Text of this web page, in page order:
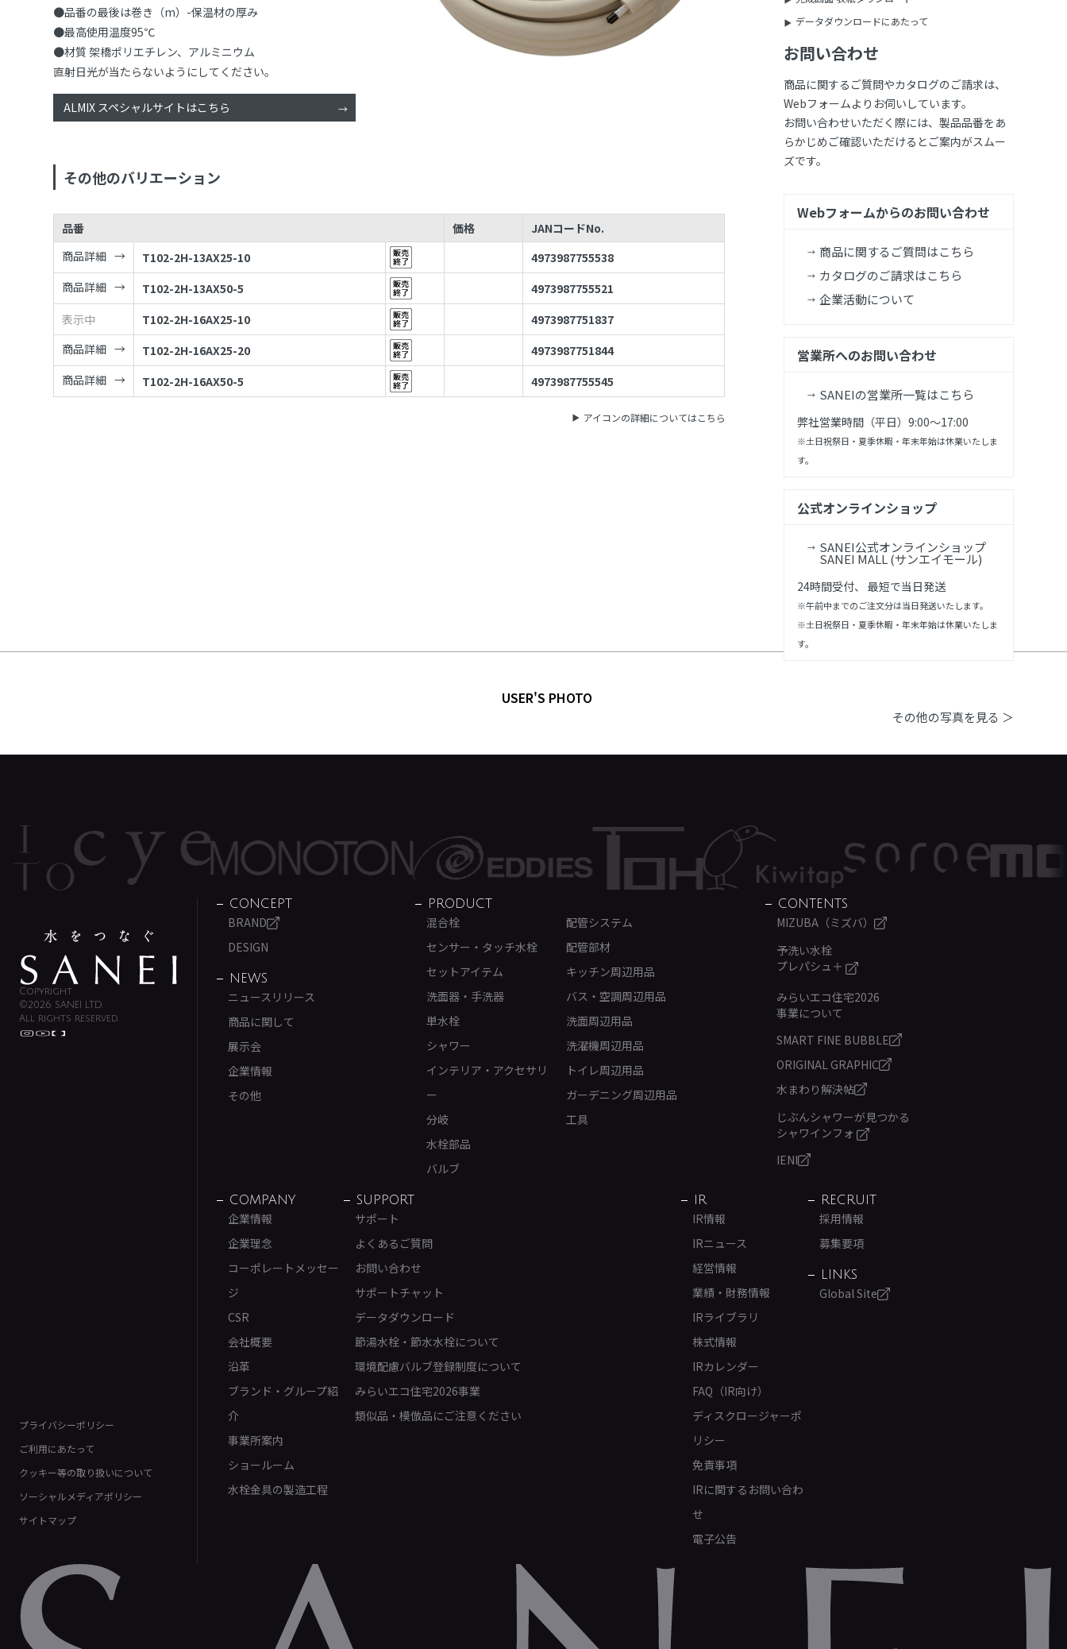
●品番の最後は巻き（m）-保温材の厚み
●最高使用温度95℃
●材質 架橋ポリエチレン、アルミニウム
直射日光が当たらないようにしてください。
ALMIX スペシャルサイトはこちら
その他のバリエーション
品番 価格
JANコードNo.
商品詳細
T102-2H-13AX25-10
4973987755538
商品詳細
T102-2H-13AX50-5
4973987755521
表示中
T102-2H-16AX25-10
4973987751837
商品詳細
T102-2H-16AX25-20
4973987751844
商品詳細
T102-2H-16AX50-5 4973987755545
アイコンの詳細についてはこちら
データダウンロードにあたって
お問い合わせ
商品に関するご質問やカタログのご請求は、
Webフォームよりお伺いしています。
お問い合わせいただく際には、製品品番をあ
らかじめご確認いただけるとご案内がスムー
ズです。
Webフォームからのお問い合わせ
商品に関するご質問はこちら
カタログのご請求はこちら
企業活動について
営業所へのお問い合わせ
SANEIの営業所一覧はこちら
弊社営業時間（平日）9:00～17:00
※土日祝祭日・夏季休暇・年末年始は休業いたしま
す。
公式オンラインショップ
SANEI公式オンラインショップ
SANEI MALL (サンエイモール)
24時間受付、 最短で当日発送
※午前中までのご注文分は当日発送いたします。
※土日祝祭日・夏季休暇・年末年始は休業いたしま
す。
USER'S PHOTO
その他の写真を見る ＞
Copyright
©2026 SANEI LTD.
All rights reserved.
プライバシーポリシー
ご利用にあたって
クッキー等の取り扱いについて
ソーシャルメディアポリシー
サイトマップ
CONCEPT
BRAND
DESIGN
NEWS
ニュースリリース
商品に関して
展示会
企業情報
その他
PRODUCT
混合栓
センサー・タッチ水栓
セットアイテム
洗面器・手洗器
単水栓
シャワー
インテリア・アクセサリ
ー
分岐
水栓部品
バルブ
配管システム
配管部材
キッチン周辺用品
バス・空調周辺用品
洗面周辺用品
洗濯機周辺用品
トイレ周辺用品
ガーデニング周辺用品
工具
CONTENTS
MIZUBA（ミズバ）
予洗い水栓
プレパシュ＋
みらいエコ住宅2026
事業について
SMART FINE BUBBLE
ORIGINAL GRAPHIC
水まわり解決帖
じぶんシャワーが見つかる
シャワインフォ
IENI
COMPANY
企業情報
企業理念
コーポレートメッセー
ジ
CSR
会社概要
沿革
ブランド・グループ紹
介
事業所案内
ショールーム
水栓金具の製造工程
SUPPORT
サポート
よくあるご質問
お問い合わせ
サポートチャット
データダウンロード
節湯水栓・節水水栓について
環境配慮バルブ登録制度について
みらいエコ住宅2026事業
類似品・模倣品にご注意ください
IR
IR情報
IRニュース
経営情報
業績・財務情報
IRライブラリ
株式情報
IRカレンダー
FAQ（IR向け）
ディスクロージャーポ
リシー
免責事項
IRに関するお問い合わ
せ
電子公告
RECRUIT
採用情報
募集要項
LINKS
Global Site